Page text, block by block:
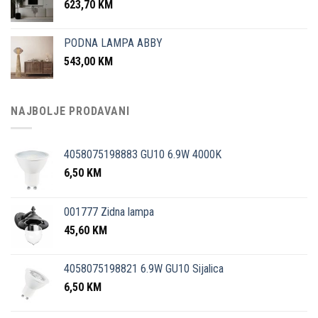
623,70 KM
PODNA LAMPA ABBY
543,00 KM
NAJBOLJE PRODAVANI
4058075198883 GU10 6.9W 4000K
6,50 KM
001777 Zidna lampa
45,60 KM
4058075198821 6.9W GU10 Sijalica
6,50 KM